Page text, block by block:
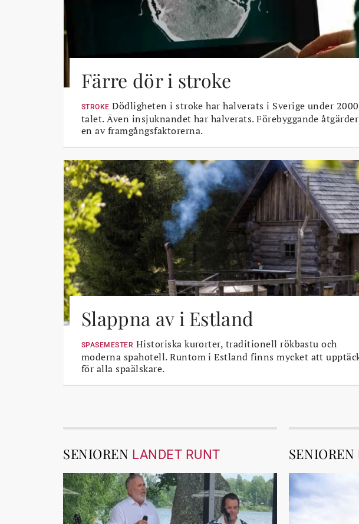
Färre dör i stroke
STROKE Dödligheten i stroke har halverats i Sverige under
talet. Även insjuknandet har halverats. Förebyggande
en av framgångsfaktorerna.
Slappna av i Estland
SPASEMESTER Historiska kurorter, traditionell rökbastu och
moderna spahotell. Runtom i Estland finns mycket att
för alla spaälskare.
SENIOREN LANDET RUNT SENIOREN